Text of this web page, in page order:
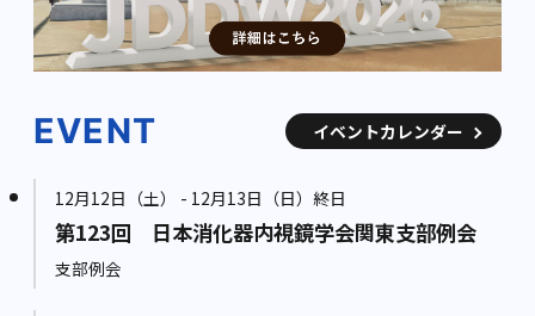
EVENT イベントカレンダー
12月12日（土） - 12月13日（日）終日
第123回 日本消化器内視鏡学会関東支部例会
支部例会